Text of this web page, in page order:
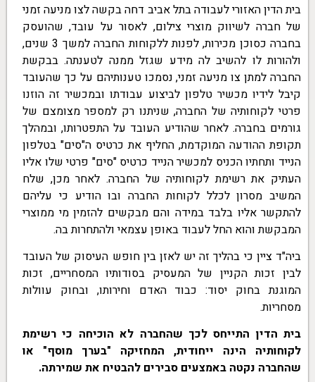
בית הדין האזורי לעבודה בתל אביב דחה בקשה לצו מניעה זמני
של חברה לשיווק מוצרי צילום, לאסור על עובד, שהועסק
בחברה כסוכן מכירות, לפנות ללקוחות החברה למשך 3 שנים,
ולהורות לו להשיב לה מידע שגזל ממנה לטענתה. בבקשת
החברה למתן צו מניעה זמני, נסמכו טענותיהם על כך שהעובד
קיבל לידיו מכשיר טלפון לביצוע עבודתו ובמכשיר זה הוזנו
פרטי לקוחותיה של החברה, שניתנו רק למספר מצומצם של
גורמים בחברה. לאחר שהודיע העובד על התפטרותו, ובמהלך
תקופת ההודעה המוקדמת, החליף את כרטיס ה"סים" בטלפון
הנייד ותחתיו הכניס למכשיר הנייד כרטיס "סים" פרטי שלו אליו
העתיק את רשימת לקוחותיה של החברה. לאחר מכן, שלח
המשיב מסרון לכלל לקוחות החברה ובו הודיע כי עליהם
להתקשר אליו בלבד במידה והם מבקשים להזמין מי ממוצרי
המבקשת והוא החל לעבוד באופן עצמאי ולהתחרות בה.
ביה"ד ציין כי בהליך זה יש לאזן בין חופש העיסוק של העובד
לבין זכות הקניין של המעסיק בסודותיו המסחריים, זכות
המוגנת בחוק יסוד: כבוד האדם וחירותו, ובחוק עוולות
מסחריות.
בית הדין התייחס לכך שהחברה לא הוכיחה כי רשימת
לקוחותיה הינה ייחודית, המחזיקה "בערך מוסף" או
שהחברה נקטה באמצעים סבירים להבטיח את שמירתה.